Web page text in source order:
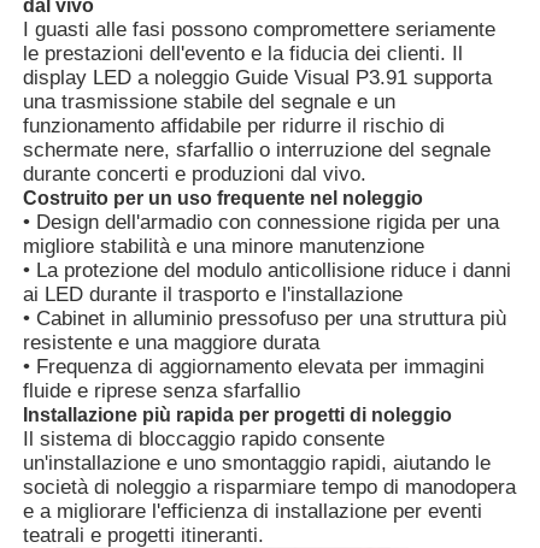
Controllo di qualità
Contattaci
Notizie
Casi
Chiedi un preventivo
Display a parete video a LED
Schermata del display LED
dal vivo
I guasti alle fasi possono compromettere seriamente
le prestazioni dell'evento e la fiducia dei clienti. Il
display LED a noleggio Guide Visual P3.91 supporta
una trasmissione stabile del segnale e un
funzionamento affidabile per ridurre il rischio di
schermate nere, sfarfallio o interruzione del segnale
durante concerti e produzioni dal vivo.
Costruito per un uso frequente nel noleggio
• Design dell'armadio con connessione rigida per una
migliore stabilità e una minore manutenzione
• La protezione del modulo anticollisione riduce i danni
ai LED durante il trasporto e l'installazione
• Cabinet in alluminio pressofuso per una struttura più
resistente e una maggiore durata
• Frequenza di aggiornamento elevata per immagini
fluide e riprese senza sfarfallio
Installazione più rapida per progetti di noleggio
Il sistema di bloccaggio rapido consente
un'installazione e uno smontaggio rapidi, aiutando le
società di noleggio a risparmiare tempo di manodopera
e a migliorare l'efficienza di installazione per eventi
teatrali e progetti itineranti.